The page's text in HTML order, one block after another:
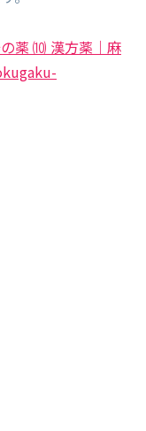
薬 ⑽ 漢方薬｜麻